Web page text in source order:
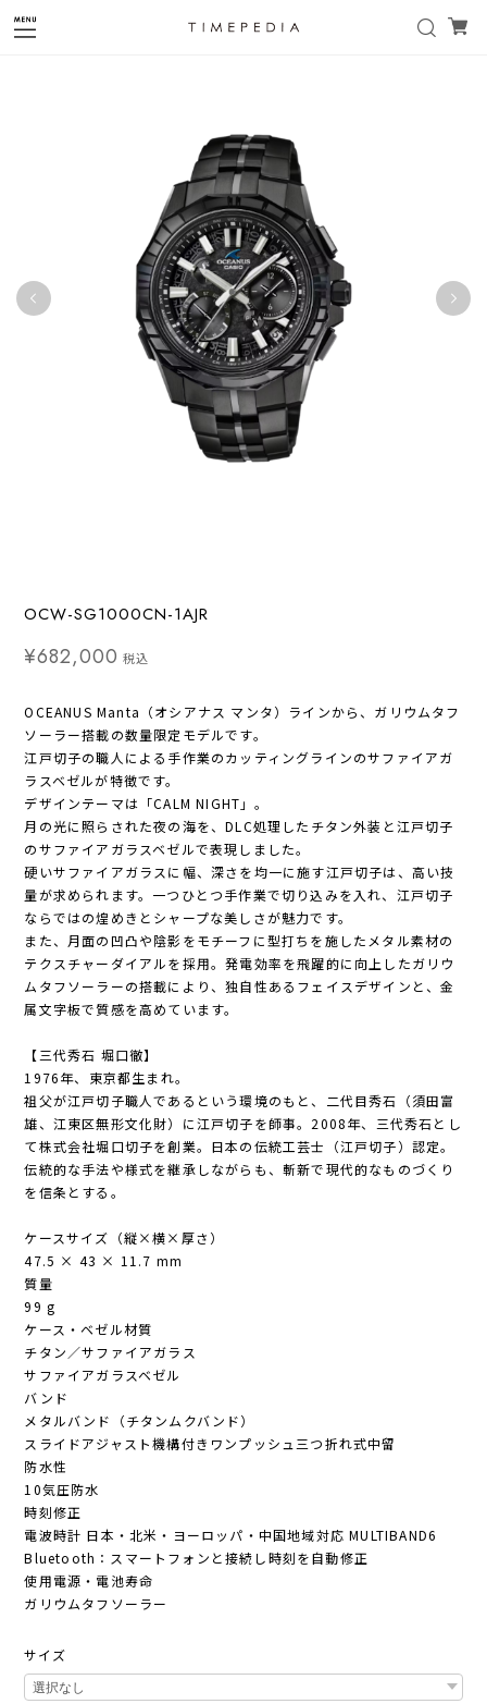
OCW-SG1000CN-1AJR
¥682,000 税込
OCEANUS Manta（オシアナス マンタ）ラインから、ガリウムタフ
ソーラー搭載の数量限定モデルです。
江戸切子の職人による手作業のカッティングラインのサファイアガ
ラスベゼルが特徴です。
デザインテーマは「CALM NIGHT」。
月の光に照らされた夜の海を、DLC処理したチタン外装と江戸切子
のサファイアガラスベゼルで表現しました。
硬いサファイアガラスに幅、深さを均一に施す江戸切子は、高い技
量が求められます。一つひとつ手作業で切り込みを入れ、江戸切子
ならではの煌めきとシャープな美しさが魅力です。
また、月面の凹凸や陰影をモチーフに型打ちを施したメタル素材の
テクスチャーダイアルを採用。発電効率を飛躍的に向上したガリウ
ムタフソーラーの搭載により、独自性あるフェイスデザインと、金
属文字板で質感を高めています。
【三代秀石 堀口徹】
1976年、東京都生まれ。
祖父が江戸切子職人であるという環境のもと、二代目秀石（須田富
雄、江東区無形文化財）に江戸切子を師事。2008年、三代秀石とし
て株式会社堀口切子を創業。日本の伝統工芸士（江戸切子）認定。
伝統的な手法や様式を継承しながらも、斬新で現代的なものづくり
を信条とする。
ケースサイズ（縦×横×厚さ）
47.5 × 43 × 11.7 mm
質量
99 g
ケース・ベゼル材質
チタン／サファイアガラス
サファイアガラスベゼル
バンド
メタルバンド（チタンムクバンド）
スライドアジャスト機構付きワンプッシュ三つ折れ式中留
防水性
10気圧防水
時刻修正
電波時計 日本・北米・ヨーロッパ・中国地域対応 MULTIBAND6
Bluetooth：スマートフォンと接続し時刻を自動修正
使用電源・電池寿命
ガリウムタフソーラー
サイズ